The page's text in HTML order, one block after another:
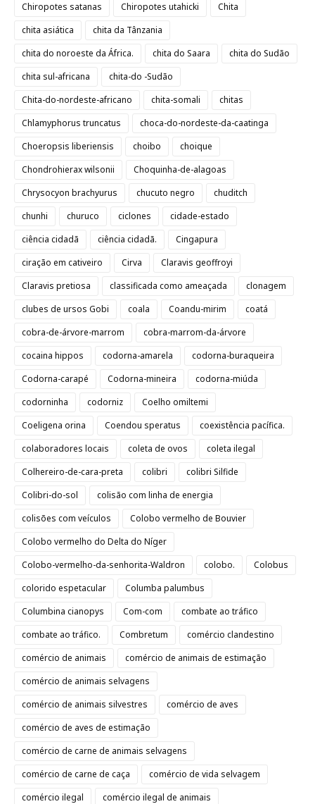
Chiropotes satanas
Chiropotes utahicki
Chita
chita asiática
chita da Tânzania
chita do noroeste da África.
chita do Saara
chita do Sudão
chita sul-africana
chita-do -Sudão
Chita-do-nordeste-africano
chita-somali
chitas
Chlamyphorus truncatus
choca-do-nordeste-da-caatinga
Choeropsis liberiensis
choibo
choique
Chondrohierax wilsonii
Choquinha-de-alagoas
Chrysocyon brachyurus
chucuto negro
chuditch
chunhi
churuco ciclones
cidade-estado
ciência cidadã
ciência cidadã.
Cingapura
ciração em cativeiro
Cirva
Claravis geoffroyi
Claravis pretiosa
classificada como ameaçada
clonagem
clubes de ursos Gobi
coala Coandu-mirim
coatá
cobra-de-árvore-marrom
cobra-marrom-da-árvore
cocaina hippos
codorna-amarela
codorna-buraqueira
Codorna-carapé
Codorna-mineira
codorna-miúda
codorninha
codorniz
Coelho omiltemi
Coeligena orina
Coendou speratus
coexistência pacífica.
colaboradores locais
coleta de ovos
coleta ilegal
Colhereiro-de-cara-preta
colibri
colibri Silfide
Colibri-do-sol
colisão com linha de energia
colisões com veículos
Colobo vermelho de Bouvier
Colobo vermelho do Delta do Níger
Colobo-vermelho-da-senhorita-Waldron
colobo.
Colobus
colorido espetacular
Columba palumbus
Columbina cianopys
Com-com
combate ao tráfico
combate ao tráfico.
Combretum
comércio clandestino
comércio de animais
comércio de animais de estimação
comércio de animais selvagens
comércio de animais silvestres
comércio de aves
comércio de aves de estimação
comércio de carne de animais selvagens
comércio de carne de caça
comércio de vida selvagem
comércio ilegal
comércio ilegal de animais